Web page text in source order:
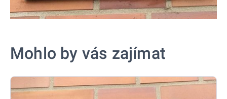
Mohlo by vás zajímat